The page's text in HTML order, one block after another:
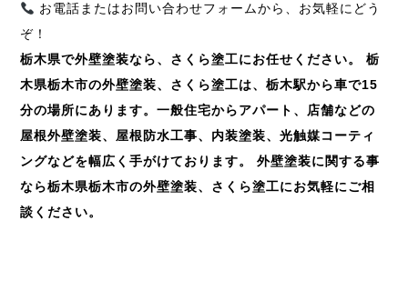
お電話またはお問い合わせフォームから、お気軽にどう
ぞ！
栃木県で外壁塗装なら、さくら塗工にお任せください。
栃
木県栃木市の外壁塗装、さくら塗工は、栃木駅から車で15
分の場所にあります。一般住宅からアパート、店舗などの
屋根外壁塗装、屋根防水工事、内装塗装、光触媒コーティ
ングなどを幅広く手がけております。
外壁塗装に関する事
なら栃木県栃木市の外壁塗装、さくら塗工にお気軽にご相
談ください。